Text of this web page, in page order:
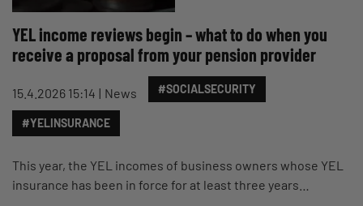
YEL income reviews begin – what to do when you
receive a proposal from your pension provider
15.4.2026 15:14 News #SOCIALSECURITY
#YELINSURANCE
This year, the YEL incomes of business owners whose YEL
insurance has been in force for at least three years…